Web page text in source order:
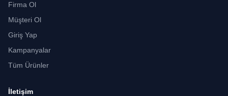
Firma Ol
Müşteri Ol
Giriş Yap
Kampanyalar
Tüm Ürünler
İletişim